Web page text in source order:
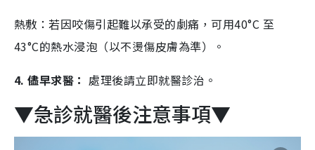
熱敷：若因咬傷引起難以承受的劇痛，可用40°C 至
43°C的熱水浸泡（以不燙傷皮膚為準）。
4. 儘早求醫： 處理後請立即就醫診治。
▼急診就醫後注意事項▼